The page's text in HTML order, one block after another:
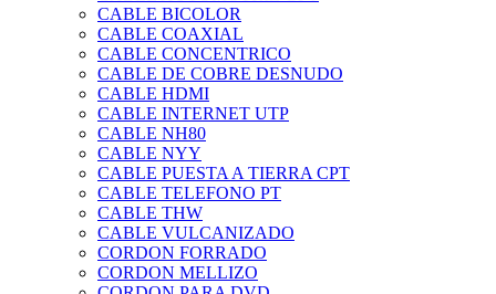
CABLE BICOLOR
CABLE COAXIAL
CABLE CONCENTRICO
CABLE DE COBRE DESNUDO
CABLE HDMI
CABLE INTERNET UTP
CABLE NH80
CABLE NYY
CABLE PUESTA A TIERRA CPT
CABLE TELEFONO PT
CABLE THW
CABLE VULCANIZADO
CORDON FORRADO
CORDON MELLIZO